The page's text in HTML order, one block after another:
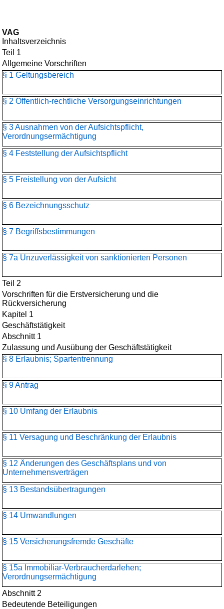
VAG
Inhaltsverzeichnis
Teil 1
Allgemeine Vorschriften
§ 1 Geltungsbereich
§ 2 Öffentlich-rechtliche Versorgungseinrichtungen
§ 3 Ausnahmen von der Aufsichtspflicht,
Verordnungsermächtigung
§ 4 Feststellung der Aufsichtspflicht
§ 5 Freistellung von der Aufsicht
§ 6 Bezeichnungsschutz
§ 7 Begriffsbestimmungen
§ 7a Unzuverlässigkeit von sanktionierten Personen
Teil 2
Vorschriften für die Erstversicherung und die
Rückversicherung
Kapitel 1
Geschäftstätigkeit
Abschnitt 1
Zulassung und Ausübung der Geschäftstätigkeit
§ 8 Erlaubnis; Spartentrennung
§ 9 Antrag
§ 10 Umfang der Erlaubnis
§ 11 Versagung und Beschränkung der Erlaubnis
§ 12 Änderungen des Geschäftsplans und von
Unternehmensverträgen
§ 13 Bestandsübertragungen
§ 14 Umwandlungen
§ 15 Versicherungsfremde Geschäfte
§ 15a Immobiliar-Verbraucherdarlehen;
Verordnungsermächtigung
Abschnitt 2
Bedeutende Beteiligungen